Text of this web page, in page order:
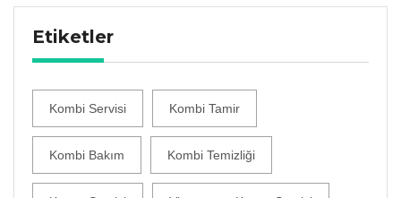
Etiketler
Kombi Servisi Kombi Tamir
Kombi Bakım Kombi Temizliği